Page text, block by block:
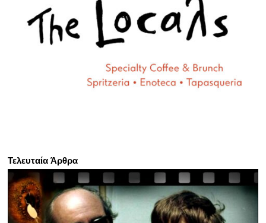
Τελευταία Άρθρα